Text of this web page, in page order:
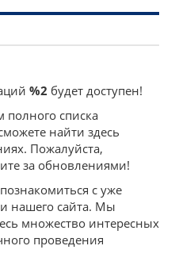
%2 будет доступен!
списка
найти здесь
Пожалуйста,
за обновлениями!
с уже
нашего сайта. Мы
множество интересных
проведения